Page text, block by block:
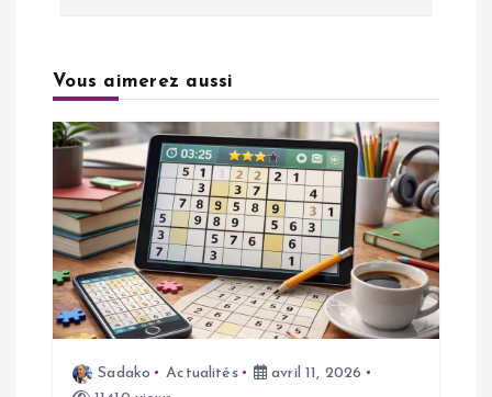
a
t
o
n
d
Vous aimerez aussi
Sadako Actualités
avril 11, 2026